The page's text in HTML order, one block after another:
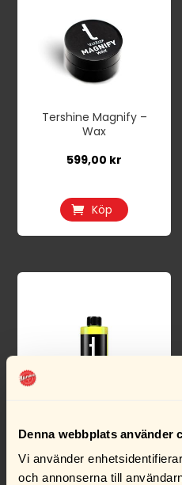
Denna webbplats använder
Vi använder
och annonserna till
Tershine Magnify –
Wax
599,00 kr
Köp
Tershine Purify –
Schampoo Neutral